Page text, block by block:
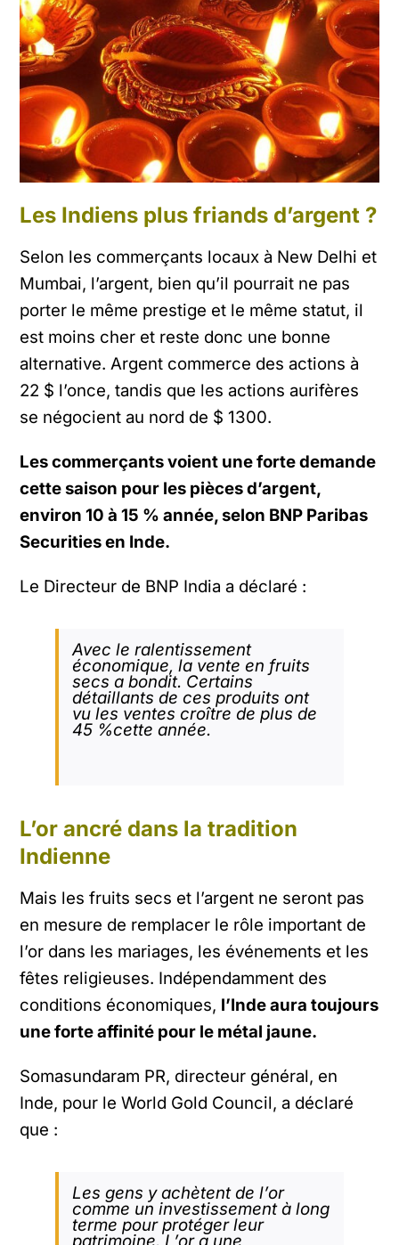
Les Indiens plus friands d’argent ?
Selon les commerçants locaux à New Delhi et
Mumbai, l’argent, bien qu’il pourrait ne pas
porter le même prestige et le même statut, il
est moins cher et reste donc une bonne
alternative. Argent commerce des actions à
22 $ l’once, tandis que les actions aurifères
se négocient au nord de $ 1300.
Les commerçants voient une forte demande
cette saison pour les pièces d’argent,
environ 10 à 15 % année, selon BNP Paribas
Securities en Inde.
Le Directeur de BNP India a déclaré :
Avec le ralentissement
économique, la vente en fruits
secs a bondit. Certains
détaillants de ces produits ont
vu les ventes croître de plus de
45 %cette année.
L’or ancré dans la tradition
Indienne
Mais les fruits secs et l’argent ne seront pas
en mesure de remplacer le rôle important de
l’or dans les mariages, les événements et les
fêtes religieuses. Indépendamment des
conditions économiques, l’Inde aura toujours
une forte affinité pour le métal jaune.
Somasundaram PR, directeur général, en
Inde, pour leWorld Gold Council, a déclaré
que :
Les gens y achètent de l’or
comme un investissement à long
terme pour protéger leur